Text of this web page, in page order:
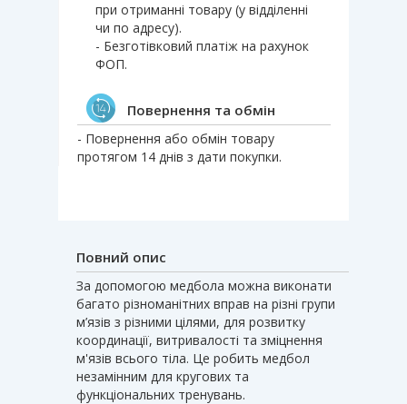
при отриманні товару (у відділенні
чи по адресу).
- Безготівковий платіж на рахунок
ФОП.
Повернення та обмін
- Повернення або обмін товару
протягом 14 днів з дати покупки.
Повний опис
За допомогою медбола можна виконати
багато різноманітних вправ на різні групи
м’язів з різними цілями, для розвитку
координації, витривалості та зміцнення
м'язів всього тіла. Це робить медбол
незамінним для кругових та
функціональних тренувань.